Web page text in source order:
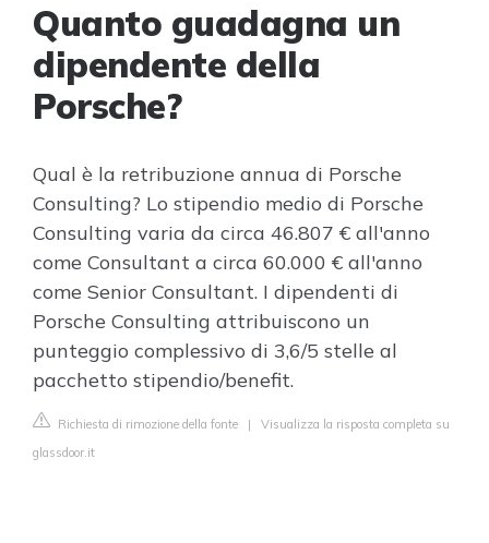
Quanto guadagna un
dipendente della
Porsche?
Qual è la retribuzione annua di Porsche
Consulting? Lo stipendio medio di Porsche
Consulting varia da circa 46.807 € all'anno
come Consultant a circa 60.000 € all'anno
come Senior Consultant. I dipendenti di
Porsche Consulting attribuiscono un
punteggio complessivo di 3,6/5 stelle al
pacchetto stipendio/benefit.
Richiesta di rimozione della fonte | Visualizza la risposta completa su
glassdoor.it